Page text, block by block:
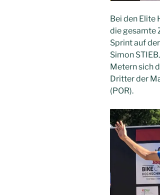
Bei den Elite
die gesamte
Sprint auf
Simon
Metern sich
Dritter der
(POR).